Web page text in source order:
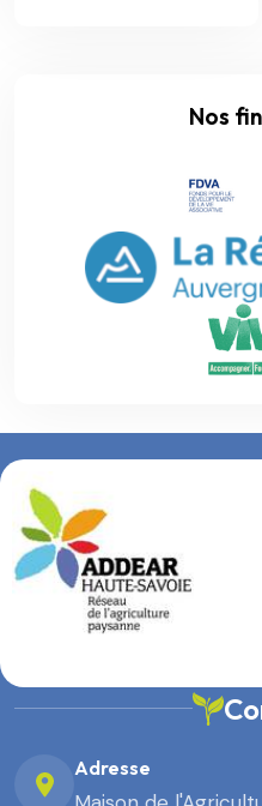
Nos
Adresse